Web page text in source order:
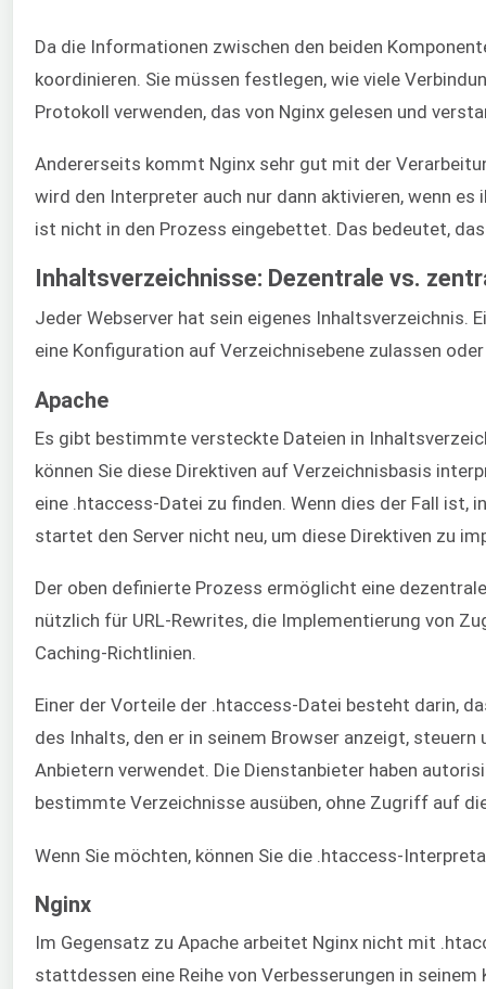
Da die Informationen zwischen den beiden
koordinieren. Sie müssen festlegen, wie viele
Protokoll verwenden, das von Nginx gelesen und
Andererseits kommt Nginx sehr gut mit der
wird den Interpreter auch nur dann aktivieren, wenn
ist nicht in den Prozess eingebettet. Das bedeutet,
Inhaltsverzeichnisse: Dezentrale vs.
Jeder Webserver hat sein eigenes Inhaltsverzeichnis.
eine Konfiguration auf Verzeichnisebene zulassen
Apache
Es gibt bestimmte versteckte Dateien in
können Sie diese Direktiven auf Verzeichnisbasis
eine .htaccess-Datei zu finden. Wenn dies der Fall
startet den Server nicht neu, um diese Direktiven zu
Der oben definierte Prozess ermöglicht eine
nützlich für URL-Rewrites, die Implementierung von
Caching-Richtlinien.
Einer der Vorteile der .htaccess-Datei besteht darin,
des Inhalts, den er in seinem Browser anzeigt,
Anbietern verwendet. Die Dienstanbieter haben
bestimmte Verzeichnisse ausüben, ohne Zugriff auf
Wenn Sie möchten, können Sie die .htaccess-
Nginx
Im Gegensatz zu Apache arbeitet Nginx nicht mit
stattdessen eine Reihe von Verbesserungen in